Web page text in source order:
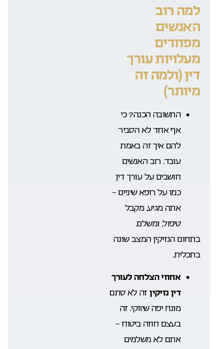
למה רוב
האנשים
מפחדים
מעלויות עורך
דין (ולמה זה
מיותר)
התשובה הכנה? כי
אף אחד לא הסביר
להם איך זה באמת
עובד. רוב האנשים
חושבים על עורך דין
כמו על רופא שיניים –
אתה מגיע, מקבל
טיפול, ומשלם.
בתחום הנזיקין המצב שונה
בתכלית.
אחוזי הצלחה לעורך
דין נזיקיןזה לא סתם
מונח יפה שיווקי. זה
בעצם חוזה ביטוח –
אתם לא משלמים